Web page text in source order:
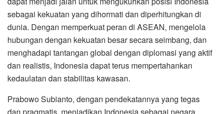
sebagai kekuatan yang dihormati dan diperhitungkan di
dunia. Dengan memperkuat peran di ASEAN, mengelola
hubungan dengan kekuatan besar secara seimbang, dan
menghadapi tantangan global dengan diplomasi yang aktif
dan realistis, Indonesia dapat terus mempertahankan
kedaulatan dan stabilitas kawasan.
Prabowo Subianto, dengan pendekatannya yang tegas
dan pragmatis, menjadikan Indonesia sebagai negara